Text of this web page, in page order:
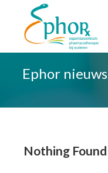
Ephor nieuws
Nothing Found